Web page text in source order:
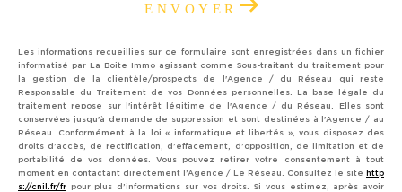
ENVOYER
Les informations recueillies sur ce formulaire sont enregistrées dans un fichier
informatisé par La Boite Immo agissant comme Sous-traitant du traitement pour
la gestion de la clientèle/prospects de l'Agence / du Réseau qui reste
Responsable du Traitement de vos Données personnelles. La base légale du
traitement repose sur l'intérêt légitime de l'Agence / du Réseau. Elles sont
conservées jusqu'à demande de suppression et sont destinées à l'Agence / au
Réseau. Conformément à la loi « informatique et libertés », vous disposez des
droits d’accès, de rectification, d’effacement, d’opposition, de limitation et de
portabilité de vos données. Vous pouvez retirer votre consentement à tout
moment en contactant directement l’Agence / Le Réseau. Consultez le site
http
s://cnil.fr/fr pour plus d’informations sur vos droits. Si vous estimez, après avoir